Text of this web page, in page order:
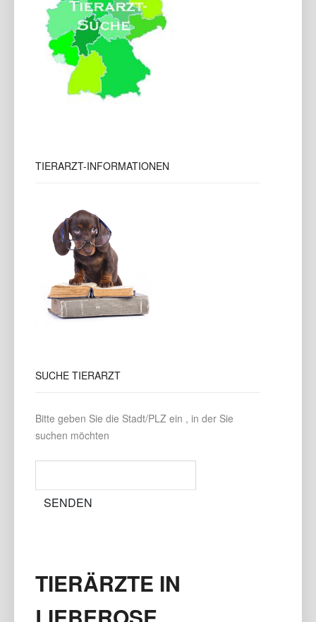
TIERARZT-INFORMATIONEN
SUCHE TIERARZT
Bitte geben Sie die Stadt/PLZ ein , in der Sie
suchen möchten
TIERÄRZTE IN